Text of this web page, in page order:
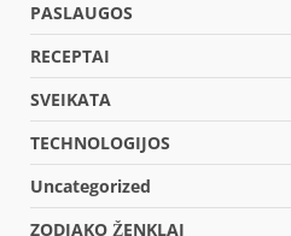
PASLAUGOS
RECEPTAI
SVEIKATA
TECHNOLOGIJOS
Uncategorized
ZODIAKO ŽENKLAI